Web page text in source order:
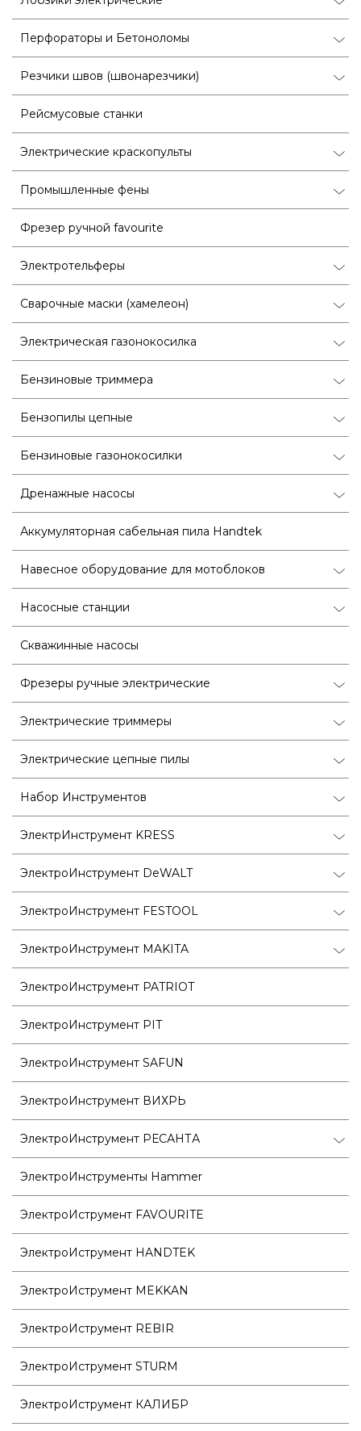
Перфораторы и Бетоноломы
Резчики швов (швонарезчики)
Рейсмусовые станки
Электрические краскопульты
Промышленные фены
Фрезер ручной favourite
Электротельферы
Сварочные маски (хамелеон)
Электрическая газонокосилка
Бензиновые триммера
Бензопилы цепные
Бензиновые газонокосилки
Дренажные насосы
Аккумуляторная сабельная пила Handtek
Навесное оборудование для мотоблоков
Насосные станции
Скважинные насосы
Фрезеры ручные электрические
Электрические триммеры
Электрические цепные пилы
Набор Инструментов
ЭлектрИнструмент KRESS
ЭлектроИнструмент DeWALT
ЭлектроИнструмент FESTOOL
ЭлектроИнструмент MAKITA
ЭлектроИнструмент PATRIOT
ЭлектроИнструмент PIT
ЭлектроИнструмент SAFUN
ЭлектроИнструмент ВИХРЬ
ЭлектроИнструмент РЕСАНТА
ЭлектроИнструменты Hammer
ЭлектроИструмент FAVOURITE
ЭлектроИструмент HANDTEK
ЭлектроИструмент MEKKAN
ЭлектроИструмент REBIR
ЭлектроИструмент STURM
ЭлектроИструмент КАЛИБР